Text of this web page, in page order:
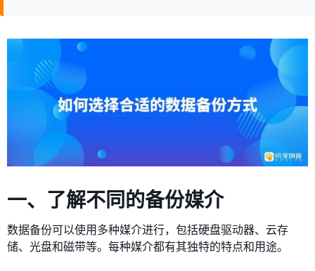
一、了解不同的备份媒介
数据备份可以使用多种媒介进行，包括硬盘驱动器、云存
储、光盘和磁带等。每种媒介都有其独特的特点和用途。